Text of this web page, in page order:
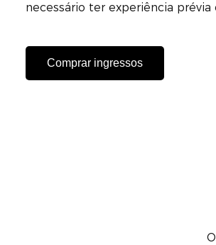
necessário ter experiência prévia
Comprar ingressos